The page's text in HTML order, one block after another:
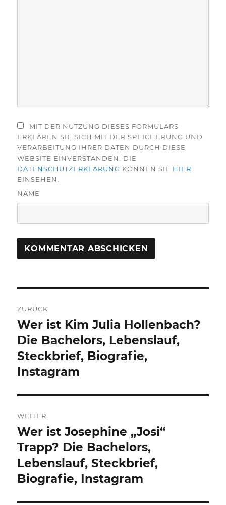
MIT DER NUTZUNG DIESES FORMULARS
ERKLÄREN SIE SICH MIT DER SPEICHERUNG UND
VERARBEITUNG IHRER DATEN DURCH DIESE
WEBSITE EINVERSTANDEN. DIE
DATENSCHUTZERKLÄRUNG KÖNNEN SIE HIER
EINSEHEN.
NAME
ZURÜCK
Vorheriger
Beitrag:
Wer ist Kim Julia Hollenbach?
Die Bachelors, Lebenslauf,
Steckbrief, Biografie,
Instagram
WEITER
Nächster
Beitrag:
Wer ist Josephine „Josi“
Trapp? Die Bachelors,
Lebenslauf, Steckbrief,
Biografie, Instagram